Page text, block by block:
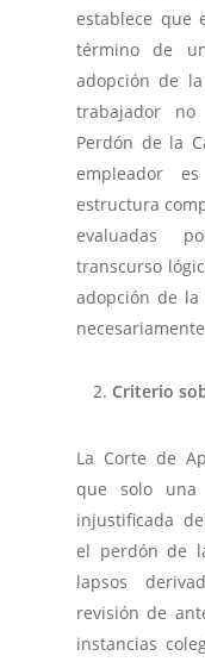
establece que
término de
adopción de
trabajador no
Perdón de la
empleador
estructura
evaluadas
transcurso
adopción de
Criterio
La Corte de
que solo una
injustificada
el perdón de
lapsos
revisión de
instancias